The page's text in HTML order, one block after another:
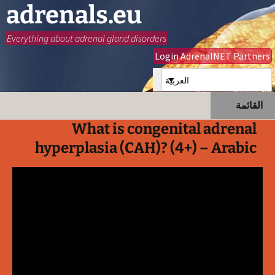
adrenals.eu
Everything about adrenal gland disorders
Login AdrenalNET Partners
العربية
القائمة
المحتوى
البحث
What is congenital adrenal
hyperplasia (CAH)? (4+) – Arabic